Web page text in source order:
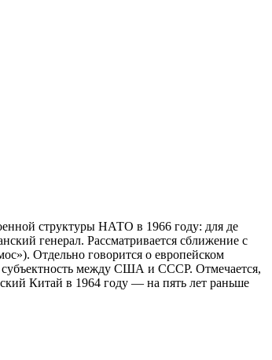
структуры НАТО в 1966 году: для де
генерал. Рассматривается сближение с
Отдельно говорится о европейском
субъектность между США и СССР. Отмечается,
Китай в 1964 году — на пять лет раньше